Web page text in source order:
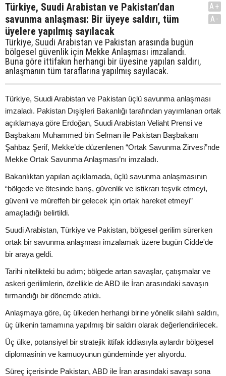
Türkiye, Suudi Arabistan ve Pakistan’dan
savunma anlaşması: Bir üyeye saldırı, tüm
üyelere yapılmış sayılacak
Türkiye, Suudi Arabistan ve Pakistan arasında bugün
bölgesel güvenlik için Mekke Anlaşması imzalandı.
Buna göre ittifakın herhangi bir üyesine yapılan saldırı,
anlaşmanın tüm taraflarına yapılmış sayılacak.
A+
A-
Türkiye, Suudi Arabistan ve Pakistan üçlü savunma anlaşması
imzaladı. Pakistan Dışişleri Bakanlığı tarafından yayımlanan ortak
açıklamaya göre Erdoğan, Suudi Arabistan Veliaht Prensi ve
Başbakanı Muhammed bin Selman ile Pakistan Başbakanı
Şahbaz Şerif, Mekke’de düzenlenen “Ortak Savunma Zirvesi”nde
Mekke Ortak Savunma Anlaşması’nı imzaladı.
Bakanlıktan yapılan açıklamada, üçlü savunma anlaşmasının
“bölgede ve ötesinde barış, güvenlik ve istikrarı teşvik etmeyi,
güvenli ve müreffeh bir gelecek için ortak hareket etmeyi”
amaçladığı belirtildi.
Suudi Arabistan, Türkiye ve Pakistan, bölgesel gerilim sürerken
ortak bir savunma anlaşması imzalamak üzere bugün Cidde'de
bir araya geldi.
Tarihi nitelikteki bu adım; bölgede artan savaşlar, çatışmalar ve
askeri gerilimlerin, özellikle de ABD ile İran arasındaki savaşın
tırmandığı bir dönemde atıldı.
Anlaşmaya göre, üç ülkeden herhangi birine yönelik silahlı saldırı,
üç ülkenin tamamına yapılmış bir saldırı olarak değerlendirilecek.
Üç ülke, potansiyel bir stratejik ittifak iddiasıyla aylardır bölgesel
diplomasinin ve kamuoyunun gündeminde yer alıyordu.
Süreç içerisinde Pakistan, ABD ile İran arasındaki savaşı sona